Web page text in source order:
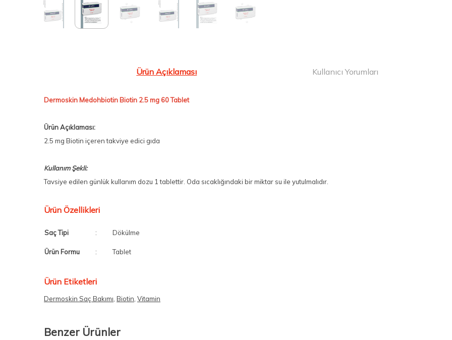
Ürün Açıklaması Kullanıcı Yorumları
Dermoskin Medohbiotin Biotin 2.5 mg 60 Tablet
Ürün Açıklaması:
2.5 mg Biotin içeren takviye edici gıda
Kullanım Şekli:
Tavsiye edilen günlük kullanım dozu 1 tablettir. Oda sıcaklığındaki bir miktar su ile yutulmalıdır.
Ürün Özellikleri
Saç Tipi : Dökülme
Ürün Formu : Tablet
Ürün Etiketleri
Dermoskin Saç Bakımı, Biotin, Vitamin
Benzer Ürünler